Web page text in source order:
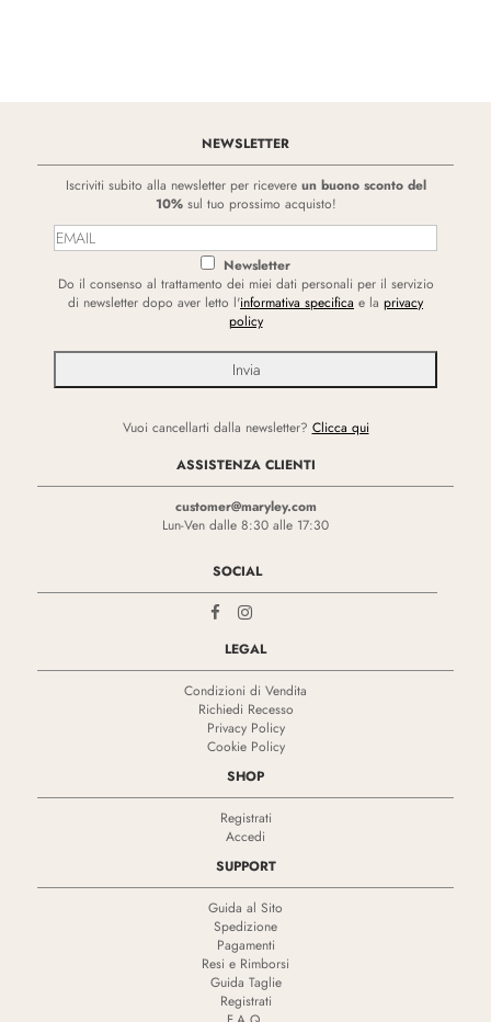
NEWSLETTER
Iscriviti subito alla newsletter per ricevere un buono sconto del
10%sul tuo prossimo acquisto!
Newsletter
Do il consenso al trattamento dei miei dati personali per il servizio
di newsletter dopo aver letto l'informativa specifica e la privacy
policy
Vuoi cancellarti dalla newsletter? Clicca qui
ASSISTENZA CLIENTI
customer@maryley.com
Lun-Ven dalle 8:30 alle 17:30
SOCIAL
LEGAL
Condizioni di Vendita
Richiedi Recesso
Privacy Policy
Cookie Policy
SHOP
Registrati
Accedi
SUPPORT
Guida al Sito
Spedizione
Pagamenti
Resi e Rimborsi
Guida Taglie
Registrati